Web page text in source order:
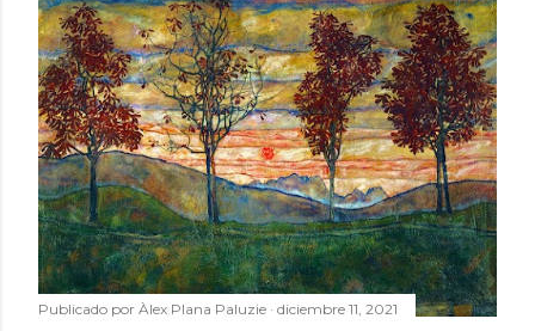
Publicado por Àlex Plana Paluzie diciembre 11, 2021